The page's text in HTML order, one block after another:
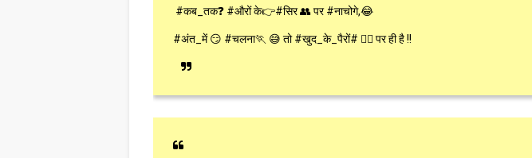
#कब_तक❓ #औरों के👉#सिर 👥 पर #नाचोगे,😂
#अंत_में 😏 #चलना🏃 😅 तो #खुद_के_पैरों# 👍🏼 पर ही है !!